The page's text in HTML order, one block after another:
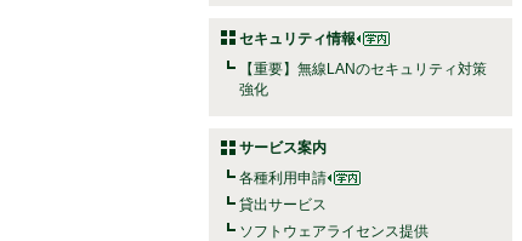
セキュリティ情報
【重要】無線LANのセキュリティ対策
強化
サービス案内
各種利用申請
貸出サービス
ソフトウェアライセンス提供